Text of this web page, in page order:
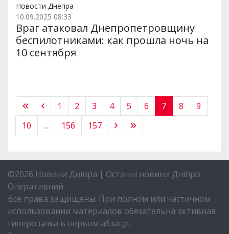
Новости Днепра
10.09.2025 08:33
Враг атаковал Днепропетровщину
беспилотниками: как прошла ночь на
10 сентября
1 2 3 4 5 6 7 8
9
10
... 156 157
©2026 Новини Дніпра | Останні новини Дніпро
Оперативний
Все права защищены. При полном или частичном
использовании материалов обязательна активная
гиперссылка в первом абзаце.